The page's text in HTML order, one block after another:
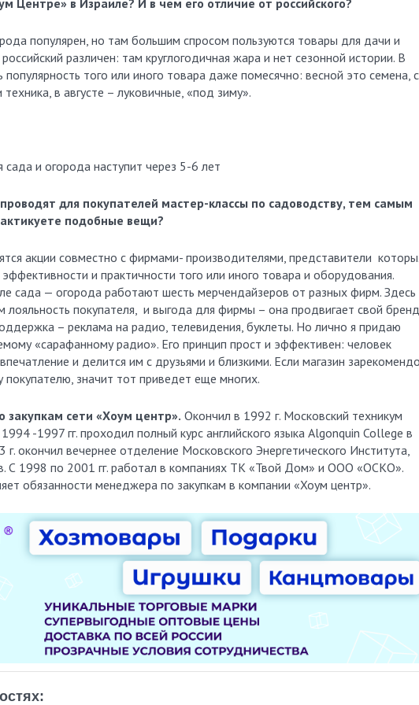
популярен, но там большим спросом пользуются товары для дачи и
различен: там круглогодичная жара и нет сезонной истории. В
того или иного товара даже помесячно: весной это семена, с
в августе – луковичные, «под зиму».
и огорода наступит через 5-6 лет
для покупателей мастер-классы по садоводству, тем самым
подобные вещи?
акции совместно с фирмами- производителями, представители
и практичности того или иного товара и оборудования.
сада — огорода работают шесть мерчендайзеров от разных фирм. Здесь
покупателя, и выгода для фирмы – она продвигает свой
– реклама на радио, телевидения, буклеты. Но лично я придаю
«сарафанному радио». Его принцип прост и эффективен: человек
и делится им с друзьями и близкими. Если магазин
значит тот приведет еще многих.
сети «Хоум центр». Окончил в 1992 г. Московский техникум
-1997 гг. проходил полный курс английского языка Algonquin College в
окончил вечернее отделение Московского Энергетического Института,
С 1998 по 2001 гг. работал в компаниях ТК «Твой Дом» и ООО «ОСКО».
обязанности менеджера по закупкам в компании «Хоум центр».